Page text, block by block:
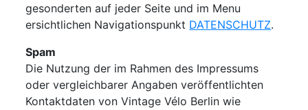
gesonderten auf jeder Seite und im Menu
ersichtlichen Navigationspunkt DATENSCHUTZ.
Spam
Die Nutzung der im Rahmen des Impressums
oder vergleichbarer Angaben veröffentlichten
Kontaktdaten von Vintage Vélo Berlin wie